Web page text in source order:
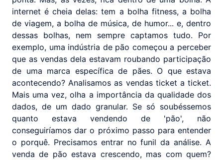
internet é cheia delas: tem a bolha fitness, a bolha
de viagem, a bolha de música, de humor... e, dentro
dessas bolhas, nem sempre captamos tudo. Por
exemplo, uma indústria de pão começou a perceber
que as vendas dela estavam roubando participação
de uma marca específica de pães. O que estava
acontecendo? Analisamos as vendas ticket a ticket.
Mais uma vez, olha a importância da qualidade dos
dados, de um dado granular. Se só soubéssemos
quanto estava vendendo de 'pão', não
conseguiríamos dar o próximo passo para entender
o porquê. Precisamos entrar no funil da análise. A
venda de pão estava crescendo, mas com quem?